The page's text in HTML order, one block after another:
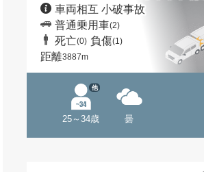
車両相互 小破事故
普通乗用車(2)
死亡(0) 負傷(1)
距離3887m
25～34歳
他
曇